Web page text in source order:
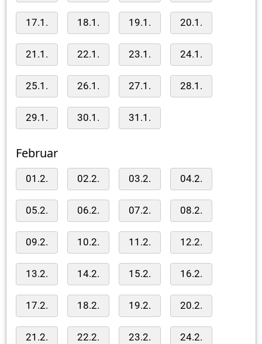
17.1. 18.1. 19.1. 20.1.
21.1. 22.1. 23.1. 24.1.
25.1. 26.1. 27.1. 28.1.
29.1. 30.1. 31.1.
Februar
01.2. 02.2. 03.2. 04.2.
05.2. 06.2. 07.2. 08.2.
09.2. 10.2. 11.2. 12.2.
13.2. 14.2. 15.2. 16.2.
17.2. 18.2. 19.2. 20.2.
21.2. 22.2. 23.2. 24.2.